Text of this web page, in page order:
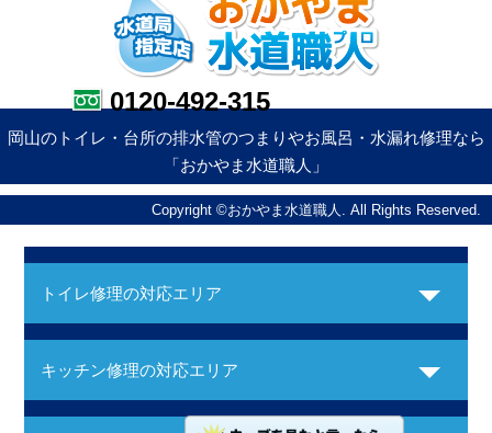
0120-492-315
岡山のトイレ・台所の排水管のつまりやお風呂・水漏れ修理なら
「おかやま水道職人」
Copyright ©おかやま水道職人. All Rights Reserved.
トイレ修理の対応エリア
キッチン修理の対応エリア